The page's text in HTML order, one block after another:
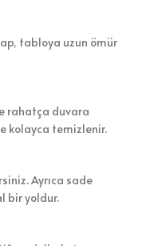
tabloya uzun ömür
rahatça duvara
kolayca temizlenir.
Ayrıca sade
bir yoldur.